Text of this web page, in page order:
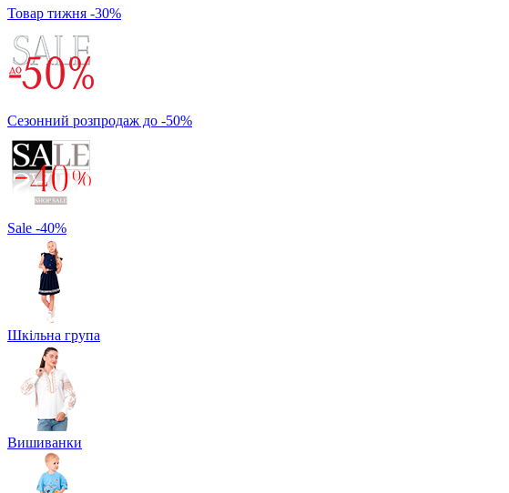
Товар тижня -30%
Сезонний розпродаж до -50%
Sale -40%
Шкільна група
Вишиванки